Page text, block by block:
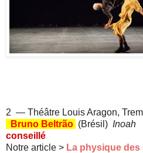
2 — Théâtre Louis Aragon,
Bruno Beltrão (Brésil) Inoah
conseillé
Notre article > La physique